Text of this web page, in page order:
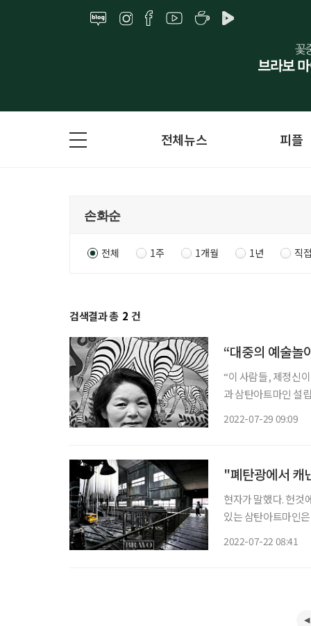
전체뉴스 피플
전체 1주 1개월 1년 직
검색결과 총 2 건
“대중의 예술놀
“이 사람들, 제정신
과 삼탄아트마인 설
2022-07-29 09:09
"폐탄광에서 캐
현자가 말했다. 헌것
있는 삼탄아트마인
2022-07-22 08:41